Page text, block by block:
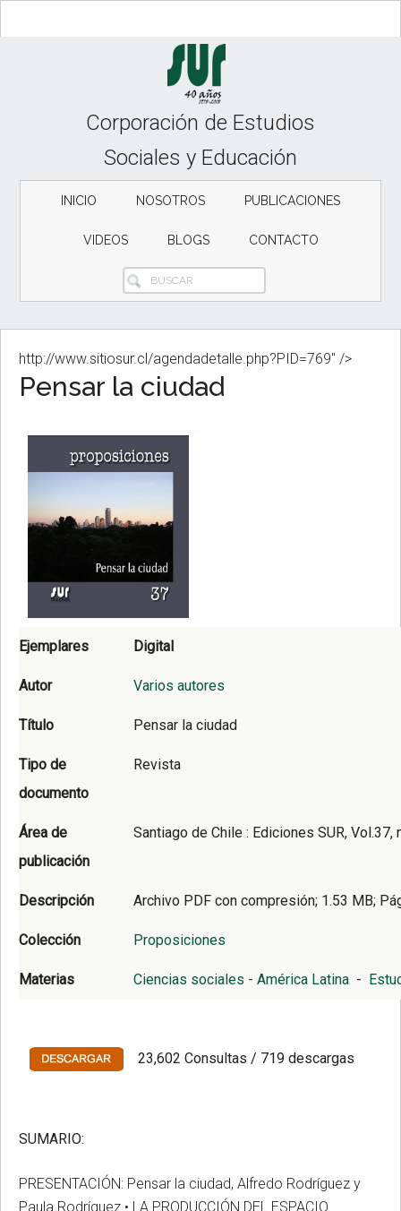
to
to
Corporación de Estudios
Sociales y Educación
INICIO NOSOTROS PUBLICACIONES
VIDEOS BLOGS CONTACTO
BUSCAR
http://www.sitiosur.cl/agendadetalle.php?PID=769" />
Pensar la ciudad
Ejemplares Digital
Autor Varios autores
Título Pensar la ciudad
Tipo de
documento
Revista
Área de
publicación
Santiago de Chile : Ediciones SUR, Vol.37,
Descripción Archivo PDF con compresión; 1.53 MB;
Colección Proposiciones
Materias Ciencias sociales - América Latina -
23,602 Consultas / 719 descargas
SUMARIO:
PRESENTACIÓN: Pensar la ciudad, Alfredo Rodríguez y
Paula Rodríguez • LA PRODUCCIÓN DEL ESPACIO